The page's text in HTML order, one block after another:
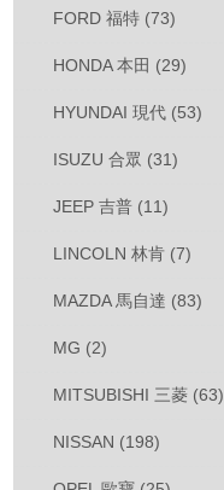
FORD 福特 (73)
HONDA 本田 (29)
HYUNDAI 現代 (53)
ISUZU 合眾 (31)
JEEP 吉普 (11)
LINCOLN 林肯 (7)
MAZDA 馬自達 (83)
MG (2)
MITSUBISHI 三菱 (63)
NISSAN (198)